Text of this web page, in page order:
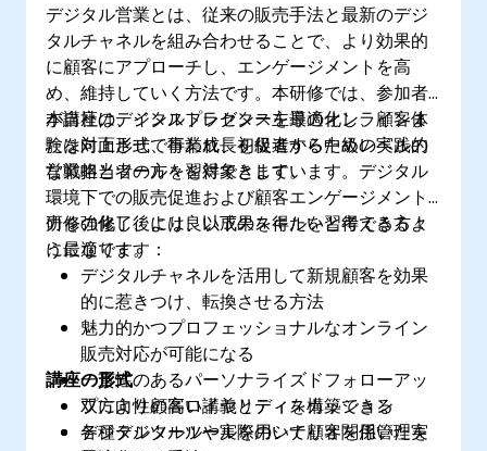
る。
デジタル営業とは、従来の販売手法と最新のデジ
タルチャネルを組み合わせることで、より効果的
に顧客にアプローチし、エンゲージメントを高
め、維持していく方法です。本研修では、参加者
が自社のデジタルプレゼンスを最適化し、顧客体
験を向上させ、事業成長を促進するための実践的
な戦略とツールを習得できます。
本講座は、インストラクター主導のオンラインま
たは対面形式で行われ、初級者から中級レベルの
営業担当者の方々を対象としています。デジタル
環境下での販売促進および顧客エンゲージメント
力を強化し、より良い成果を得たいと考える方々
に最適です。
研修の修了後には、以下のスキルを習得できるよ
うになります：
デジタルチャネルを活用して新規顧客を効果
的に惹きつけ、転換させる方法
魅力的かつプロフェッショナルなオンライン
販売対応が可能になる
一貫性のあるパーソナライズドフォローアッ
プにより顧客ロイヤリティを構築できる
各種デジタルツールを用いて顧客関係管理を
講座の形式
双方向性の高い講義とディスカッション
デジタルツールや実際のシナリオを用いた実